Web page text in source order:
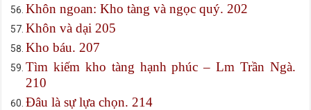
Khôn ngoan: Kho tàng và ngọc quý. 202
Khôn và dại 205
Kho báu. 207
Tìm kiếm kho tàng hạnh phúc – Lm Trần Ngà.
210
Đâu là sự lựa chọn. 214